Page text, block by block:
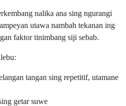
nalika ana sing ngurangi
utawa nambah tekanan ing
faktor tinimbang siji sebab.
tangan sing repetitif, utamane
getar suwe